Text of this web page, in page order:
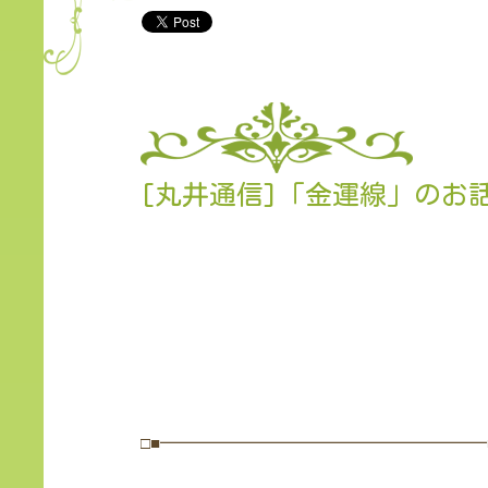
[丸井通信]「金運線」のお